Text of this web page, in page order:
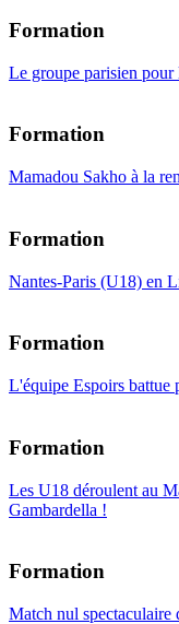
Formation
Le groupe parisien
Formation
Mamadou Sakho à la
Formation
Nantes-Paris (U18) en
Formation
L'équipe Espoirs battue
Formation
Les U18 déroulent au
Gambardella !
Formation
Match nul spectaculaire